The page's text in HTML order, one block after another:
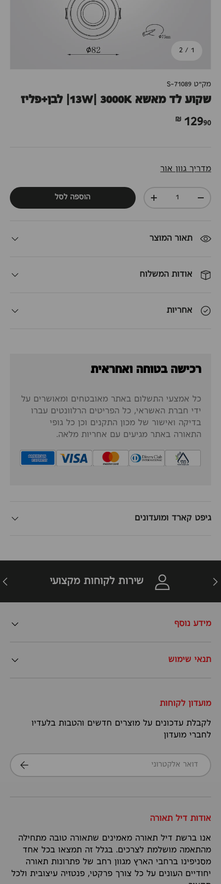
1
/ מתוך
2
מק"ט S-71089
שקוע לד מאשא 13W| 3000K| לבן+פליז
12990 ₪
מדריך גוון אור
כמות
-
+ הוספה לסל
תאור המוצר
אודות המשלוח
אחריות
רכישה בטוחה ואחראית
כל אמצעי התשלום באתר מאובטחים ומאושרים על
ידי חברת האשראי, כל הפריטים הרלוונטים עברו
בדיקה ואישור של מכון התקנים וכן כל גופי
התאורה באתר מגיעים עם אחריות מלאה.
גיפט קארד ומועדונים
חזרה שירות לקוחות מקצועי
מידע נוסף
תנאי שימוש
מועדון לקוחות
לקבלת עדכונים על מוצרים חדשים והטבות בלעדיו
לחברי מועדון
דואר אלקטרוני
הרשמה
אודות דיל תאורה
אנו ברשת דיל תאורה מאמינים שתאורה טובה מתחילה
מהתאמה מושלמת לצרכים. בגלל זה תמצאו בכל אחד
מסניפינו ברחבי הארץ מגוון רחב של פתרונות תאורה
יחודיים העונים על כל צורך פרקטי, פנטזיה עיצובית ולכל